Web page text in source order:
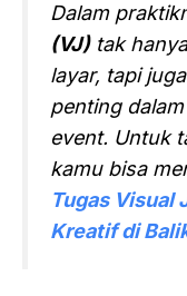
Dalam
(VJ)tak
layar, tapi
penting
event. Untuk
kamu bisa
Tugas Visual
Kreatif di